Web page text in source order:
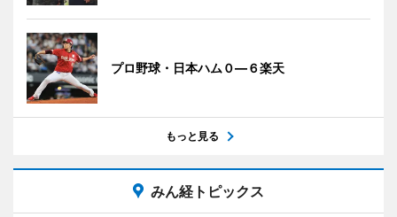
プロ野球・日本ハム０―６楽天
もっと見る
みん経トピックス